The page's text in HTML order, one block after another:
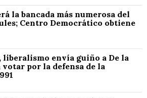
la bancada más numerosa del
Centro Democrático obtiene
liberalismo envía guiño a De la
por la defensa de la